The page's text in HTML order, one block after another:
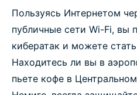
Пользуясь Интернетом
публичные сети Wi-Fi, вы
кибератак и можете
Находитесь ли вы в
пьете кофе в